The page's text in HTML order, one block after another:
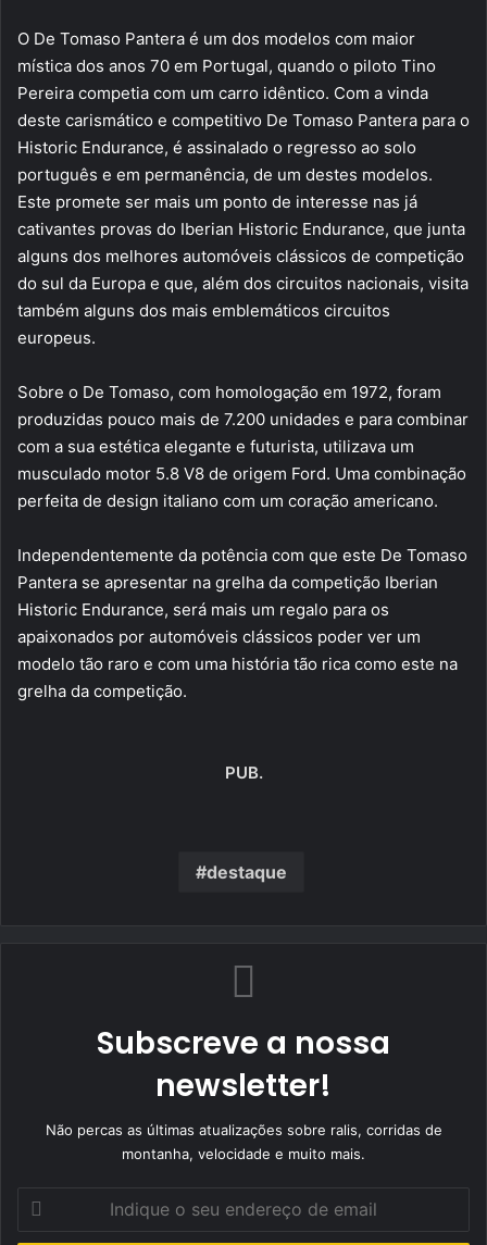
O De Tomaso Pantera é um dos modelos com maior
mística dos anos 70 em Portugal, quando o piloto Tino
Pereira competia com um carro idêntico. Com a vinda
deste carismático e competitivo De Tomaso Pantera para o
Historic Endurance, é assinalado o regresso ao solo
português e em permanência, de um destes modelos.
Este promete ser mais um ponto de interesse nas já
cativantes provas do Iberian Historic Endurance, que junta
alguns dos melhores automóveis clássicos de competição
do sul da Europa e que, além dos circuitos nacionais, visita
também alguns dos mais emblemáticos circuitos
europeus.
Sobre o De Tomaso, com homologação em 1972, foram
produzidas pouco mais de 7.200 unidades e para combinar
com a sua estética elegante e futurista, utilizava um
musculado motor 5.8 V8 de origem Ford. Uma combinação
perfeita de design italiano com um coração americano.
Independentemente da potência com que este De Tomaso
Pantera se apresentar na grelha da competição Iberian
Historic Endurance, será mais um regalo para os
apaixonados por automóveis clássicos poder ver um
modelo tão raro e com uma história tão rica como este na
grelha da competição.
PUB.
destaque
Subscreve a nossa
newsletter!
Não percas as últimas atualizações sobre ralis, corridas de
montanha, velocidade e muito mais.